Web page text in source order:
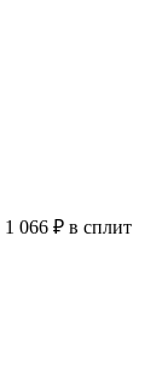
1 066 ₽ в сплит